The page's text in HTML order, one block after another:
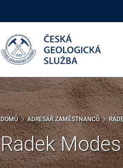
DOMŮ ADRESÁŘ ZAMĚSTNANCŮ
Radek Modes